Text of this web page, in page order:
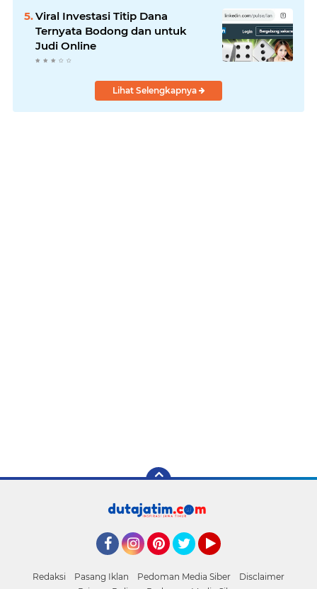
Viral Investasi Titip Dana
Ternyata Bodong dan untuk
Judi Online
Lihat Selengkapnya
Redaksi Pasang Iklan Pedoman Media Siber
Disclaimer